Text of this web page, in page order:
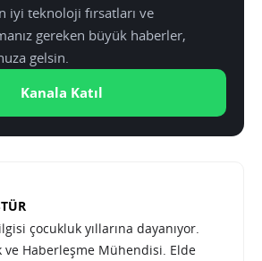
iyi teknoloji fırsatları ve
gereken büyük haberler,
gelsin.
Kanala Katıl
çocukluk yıllarına dayanıyor.
ve Haberleşme Mühendisi. Elde